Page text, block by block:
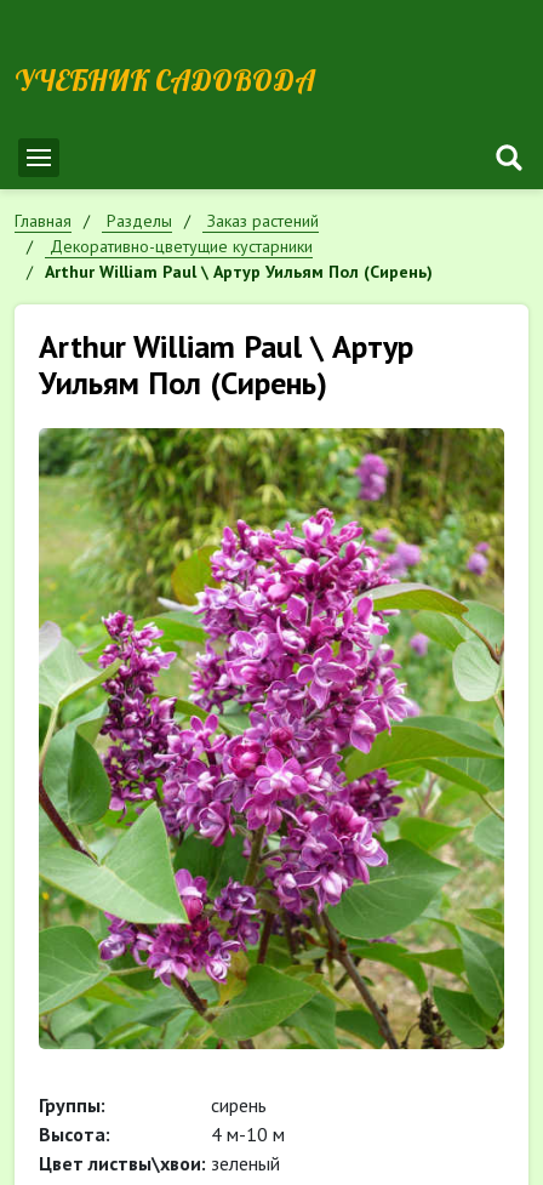
УЧЕБНИК САДОВОДА
Главная Разделы
Заказ растений
Декоративно-цветущие кустарники
Arthur William Paul \ Артур Уильям Пол (Сирень)
Arthur William Paul \ Артур
Уильям Пол (Сирень)
Группы:
сирень
Высота:
4 м-10 м
Цвет листвы\хвои: зеленый